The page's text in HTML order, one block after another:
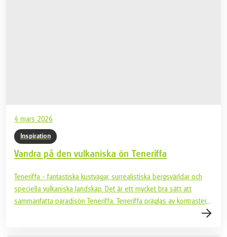
4 mars 2026
Inspiration
Vandra på den vulkaniska ön Teneriffa
Teneriffa - fantastiska kustvägar, surrealistiska bergsvärldar och
speciella vulkaniska landskap. Det är ett mycket bra sätt att
sammanfatta paradisön Teneriffa. Teneriffa präglas av kontraster,
subtila skillnader och varierande landskap. Speciellt under höst-